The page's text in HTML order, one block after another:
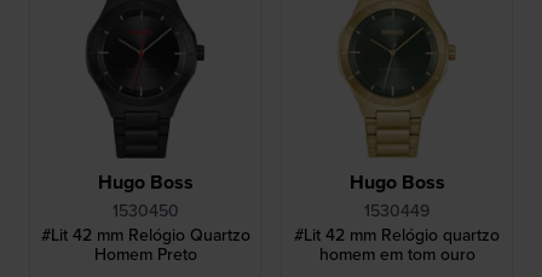
Hugo Boss
1530450
#Lit 42 mm Relógio Quartzo
Homem Preto
Hugo Boss
1530449
#Lit 42 mm Relógio quartzo
homem em tom ouro